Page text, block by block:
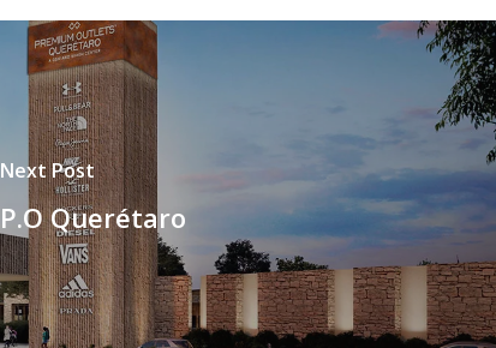
Next Post
P.O Querétaro